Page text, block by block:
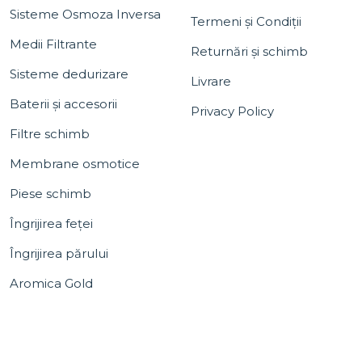
Sisteme Osmoza Inversa
Medii Filtrante
Sisteme dedurizare
Baterii și accesorii
Filtre schimb
Membrane osmotice
Piese schimb
Îngrijirea feței
Îngrijirea părului
Aromica Gold
Termeni și Condiții
Returnări și schimb
Livrare
Privacy Policy